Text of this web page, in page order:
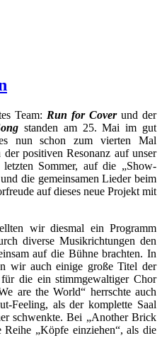
Team: Run for Coverund der
standen am 25. Mai im gut
nun schon zum vierten Mal
positiven Resonanz auf unser
Sommer, auf die „Show-
die gemeinsamen Lieder beim
auf dieses neue Projekt mit
wir diesmal ein Programm
diverse Musikrichtungen den
auf die Bühne brachten. In
wir auch einige große Titel der
für die ein stimmgewaltiger Chor
are the World“ herrschte auch
Feeling, als der komplette Saal
schwenkte. Bei „Another Brick
„Köpfe einziehen“, als die